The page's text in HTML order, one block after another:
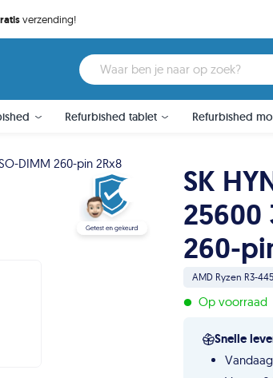
verzending!
Refurbished tablet Refurbished
DIMM 260-pin 2Rx8
SK
25600
260-
AMD Ryzen R3-
• Op voorraad
Snelle